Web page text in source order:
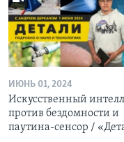
ИЮНЬ 01, 2024
Искусственный
против бездомности и
паутина-сенсор /